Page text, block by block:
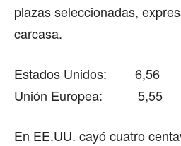
plazas seleccionadas,
carcasa.
Estados Unidos: 6,56
Unión Europea: 5,55
En EE.UU. cayó cuatro